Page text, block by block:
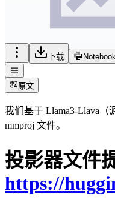
下载
原文
我们基于 Llama3-Llava（
mmproj 文件。
投影器文件
https://